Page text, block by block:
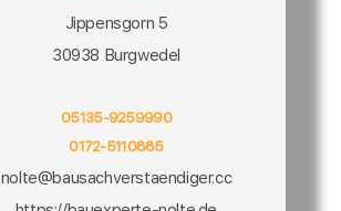
Jippensgorn 5
30938 Burgwedel
05135-9259990
0172-5110885
nolte@bausachverstaendiger.cc